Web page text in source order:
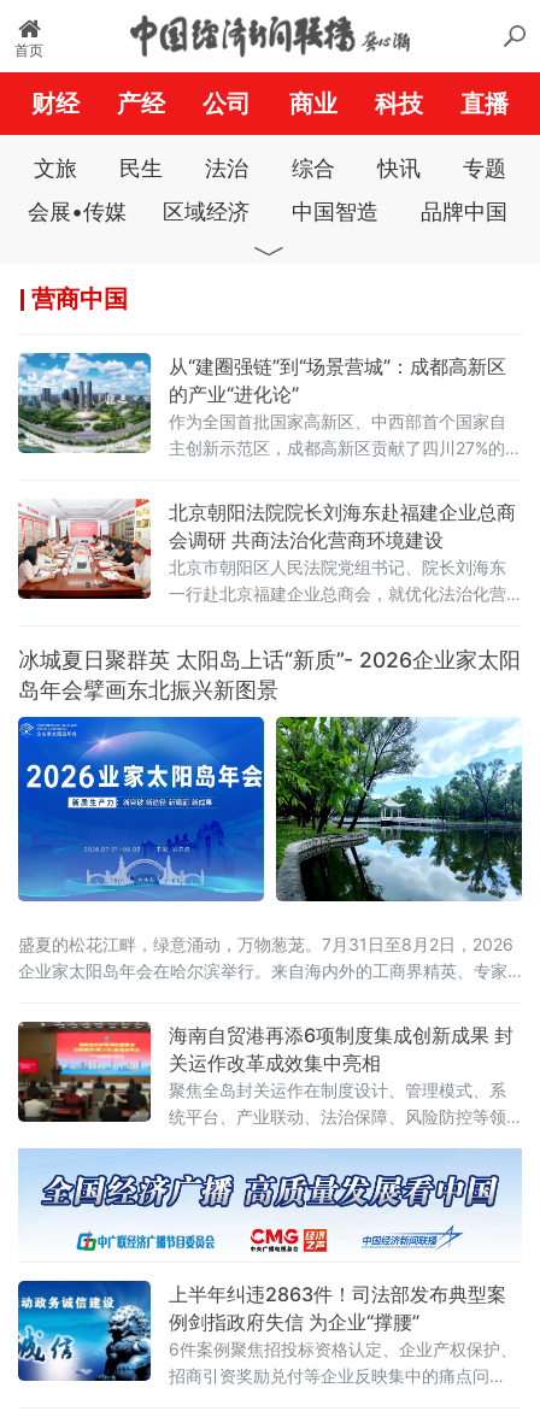
首页
财经 产经 公司 商业 科技 直播
文旅 民生 法治 综合 快讯
专题
会展•传媒
区域经济 中国智造
品牌中国
一带一路
商业电讯
城市之声
县域经济
营商中国
新农村 科创中国
名医堂
教育通讯
新消费 社会
中经时评
乡村振兴
中国开发区 部委直通车
聚焦商协会
宏观经济信息
环球资讯 投资要闻
中经专访
付费资讯
企业快讯 农业
财金要闻
家私•家电
经济视野
财商人物
旅游新干线 安全生产
﹀
营商中国
从“建圈强链”到“场景营城”：成都高新区
的产业“进化论”
作为全国首批国家高新区、中西部首个国家自
主创新示范区，成都高新区贡献了四川27%的专
以及超过50%的科创板上市公司
北京朝阳法院院长刘海东赴福建企业总商
会调研 共商法治化营商环境建设
北京市朝阳区人民法院党组书记、院长刘海东
一行赴北京福建企业总商会，就优化法治化营
开展专题调研座谈。
冰城夏日聚群英 太阳岛上话“新质”- 2026企业家太阳
岛年会擘画东北振兴新图景
盛夏的松花江畔，绿意涌动，万物葱茏。7月31日至8月2日，2026
企业家太阳岛年会在哈尔滨举行。来自海内外的工商界精英、专家
打磨，企业家太阳岛年会已成长为新华社社级标志性论坛，形成“南
有博鳌，北有太阳岛”的全国产业对话IP。本届年会以“新质生产力：
新突破 新途径 新局面 新成果”为核心主题，锚定哈尔滨“三城三
海南自贸港再添6项制度集成创新成果 封
关运作改革成效集中亮相
聚焦全岛封关运作在制度设计、管理模式、系
统平台、产业联动、法治保障、风险防控等领
当天举行的新闻发布会上，海南省委副秘书
长、省委深改办（自贸港工委办）常务副主任
关继荣介绍，本批6项案例体现了三个突出特
点：高辨识度的创新性、多维制度
上半年纠违2863件！司法部发布典型案
例剑指政府失信 为企业“撑腰”
6件案例聚焦招投标资格认定、企业产权保护、
招商引资奖励兑付等企业反映集中的痛点问